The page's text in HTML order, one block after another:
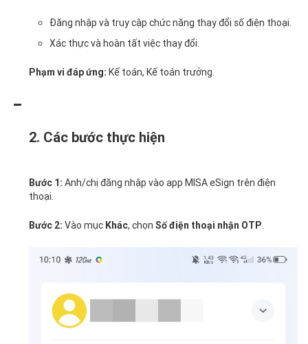
Đăng nhập và truy cập chức năng thay đổi số điện thoại.
Xác thực và hoàn tất việc thay đổi.
Phạm vi đáp ứng: Kế toán, Kế toán trưởng.
2. Các bước thực hiện
Bước 1: Anh/chị đăng nhập vào app MISA eSign trên điện
thoại.
Bước 2: Vào mục Khác, chọn Số điện thoại nhận OTP.